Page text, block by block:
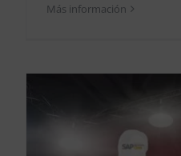
Más información